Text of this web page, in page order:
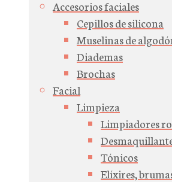
Accesorios faciales
Cepillos de silicona
Muselinas de
Diademas
Brochas
Facial
Limpieza
Limpiadores
Tónicos
Elíxires,